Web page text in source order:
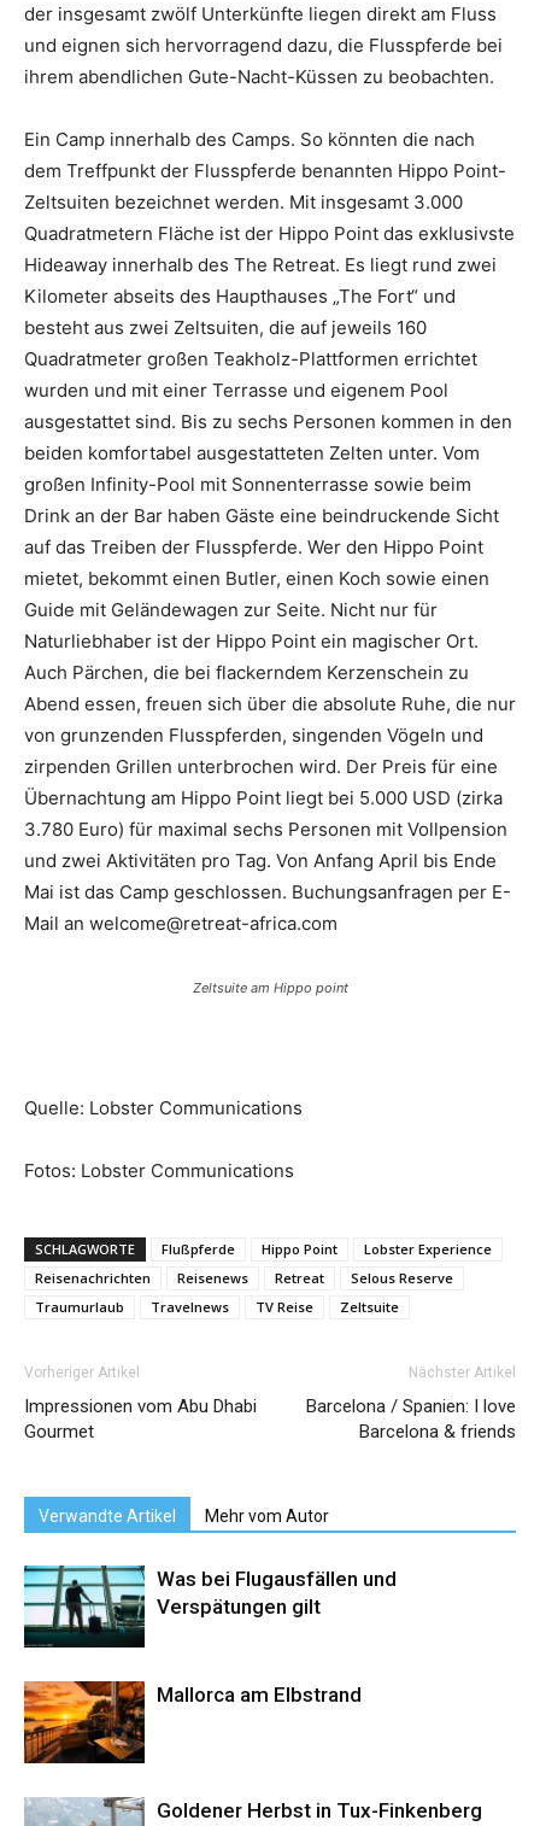
der insgesamt zwölf Unterkünfte liegen direkt am Fluss
und eignen sich hervorragend dazu, die Flusspferde bei
ihrem abendlichen Gute-Nacht-Küssen zu beobachten.
Ein Camp innerhalb des Camps. So könnten die nach
dem Treffpunkt der Flusspferde benannten Hippo Point-
Zeltsuiten bezeichnet werden. Mit insgesamt 3.000
Quadratmetern Fläche ist der Hippo Point das exklusivste
Hideaway innerhalb des The Retreat. Es liegt rund zwei
Kilometer abseits des Haupthauses „The Fort“ und
besteht aus zwei Zeltsuiten, die auf jeweils 160
Quadratmeter großen Teakholz-Plattformen errichtet
wurden und mit einer Terrasse und eigenem Pool
ausgestattet sind. Bis zu sechs Personen kommen in den
beiden komfortabel ausgestatteten Zelten unter. Vom
großen Infinity-Pool mit Sonnenterrasse sowie beim
Drink an der Bar haben Gäste eine beindruckende Sicht
auf das Treiben der Flusspferde. Wer den Hippo Point
mietet, bekommt einen Butler, einen Koch sowie einen
Guide mit Geländewagen zur Seite. Nicht nur für
Naturliebhaber ist der Hippo Point ein magischer Ort.
Auch Pärchen, die bei flackerndem Kerzenschein zu
Abend essen, freuen sich über die absolute Ruhe, die nur
von grunzenden Flusspferden, singenden Vögeln und
zirpenden Grillen unterbrochen wird. Der Preis für eine
Übernachtung am Hippo Point liegt bei 5.000 USD (zirka
3.780 Euro) für maximal sechs Personen mit Vollpension
und zwei Aktivitäten pro Tag. Von Anfang April bis Ende
Mai ist das Camp geschlossen. Buchungsanfragen per E-
Mail an welcome@retreat-africa.com
Zeltsuite am Hippo point
Quelle: Lobster Communications
Fotos: Lobster Communications
SCHLAGWORTE Flußpferde Hippo Point
Lobster Experience
Reisenachrichten
Reisenews Retreat
Selous Reserve
Traumurlaub
Travelnews TV Reise Zeltsuite
Vorheriger Artikel
Impressionen vom Abu Dhabi
Gourmet
Nächster Artikel
Barcelona / Spanien: I love
Barcelona & friends
Verwandte Artikel Mehr vom Autor
Was bei Flugausfällen und
Verspätungen gilt
Mallorca am Elbstrand
Goldener Herbst in Tux-Finkenberg